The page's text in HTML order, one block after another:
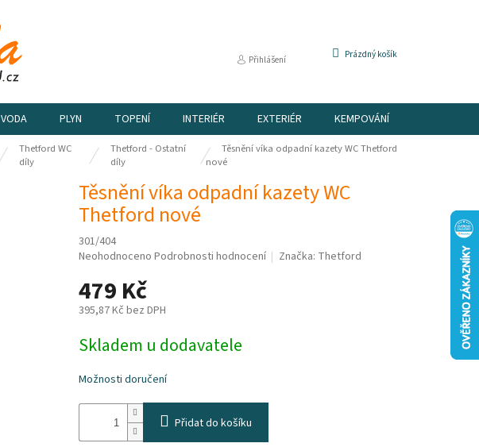
Přihlášení
NÁKUPNÍ
Prázdný košík
VODA PLYN TOPENÍ INTERIÉR EXTERIÉR KEMPOVÁNÍ
Thetford WC
díly
Thetford - Ostatní
díly
Těsnění víka odpadní kazety WC Thetford
nové
Těsnění víka odpadní kazety WC
Thetford nové
301/404
Průměrné
produktu
je
0,0
5
Neohodnoceno Podrobnosti hodnocení Značka: Thetford
479 Kč
395,87 Kč bez DPH
cena:
Skladem u dodavatele
Možnosti doručení
Přidat do košíku